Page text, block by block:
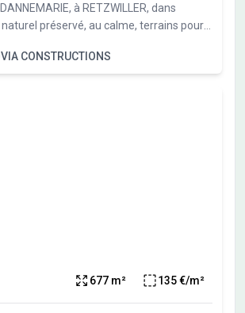
à RETZWILLER, dans
préservé, au calme, terrains pour
en sous-sol possible. Travaux de
Terrains vendus viabilisés, libres de
architectes. Vente directe par
CONSTRUCTIONS
677 m² 135 €/m²